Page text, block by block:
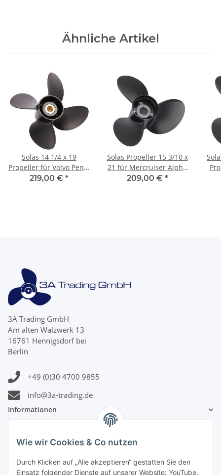
Wie wir Cookies & Co nutzen
Durch Klicken auf „Alle akzeptieren“ gestatten Sie den
Einsatz folgender Dienste auf unserer Website: YouTube,
Ähnliche Artikel
Solas 14 1/4 x 19
Propeller für Volvo Penta
AQ 280 290 4 Blatt
219,00 € *
Solas Propeller 15 3/10 x
21 für Mercruiser Alpha
One & Bravo 1 mit 15
209,00 € *
3A Trading GmbH
Am alten Walzwerk 13
16761 Hennigsdorf bei
Berlin
+49 (0)30 4700 9855
info@3a-trading.de
Informationen
Gesetzliche Informationen
Zahlungsinformationen